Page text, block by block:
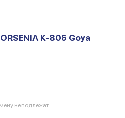
K-806 Goya
не подлежат.